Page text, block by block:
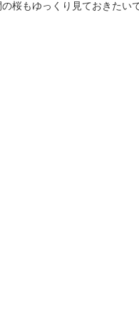
桜もゆっくり見ておきたいで